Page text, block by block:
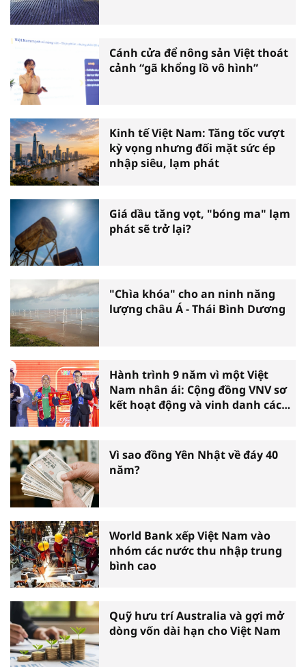
Cánh cửa để nông sản Việt thoát
cảnh “gã khổng lồ vô hình”
Kinh tế Việt Nam: Tăng tốc vượt
kỳ vọng nhưng đối mặt sức ép
nhập siêu, lạm phát
Giá dầu tăng vọt, "bóng ma" lạm
phát sẽ trở lại?
"Chìa khóa" cho an ninh năng
lượng châu Á - Thái Bình Dương
Hành trình 9 năm vì một Việt
Nam nhân ái: Cộng đồng VNV sơ
kết hoạt động và vinh danh các
Vì sao đồng Yên Nhật về đáy 40
năm?
World Bank xếp Việt Nam vào
nhóm các nước thu nhập trung
bình cao
Quỹ hưu trí Australia và gợi mở
dòng vốn dài hạn cho Việt Nam